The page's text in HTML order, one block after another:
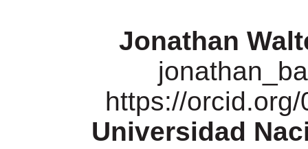
Jonathan
https://
Universidad